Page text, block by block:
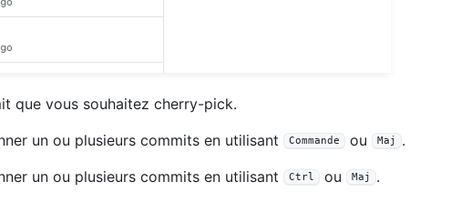
que vous souhaitez cherry-pick.
un ou plusieurs commits en utilisant
Commande ou Maj
.
un ou plusieurs commits en utilisant
Ctrl ou Maj
.